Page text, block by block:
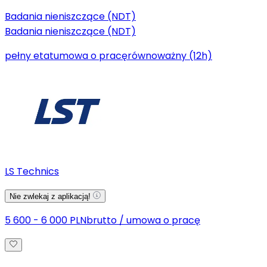
Badania nieniszczące (NDT)
Badania nieniszczące (NDT)
pełny etatumowa o pracęrównoważny (12h)
LS Technics
Nie zwlekaj z aplikacją!
5 600 - 6 000 PLNbrutto / umowa o pracę